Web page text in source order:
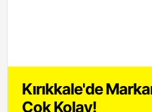
Kırıkkale'de
Çok Kolay!